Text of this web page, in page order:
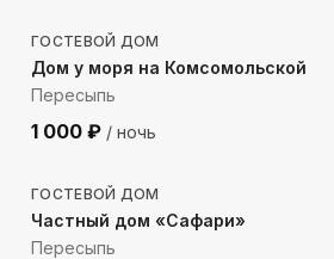
ГОСТЕВОЙ ДОМ
Дом у моря на Комсомольской
Пересыпь
1 000 ₽ / ночь
284м до моря
ГОСТЕВОЙ ДОМ
Частный дом «Сафари»
Пересыпь